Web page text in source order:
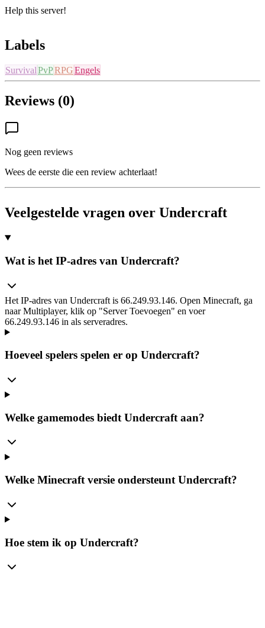
Help this server!
Labels
SurvivalPvPRPGEngels
Reviews (0)
Nog geen reviews
Wees de eerste die een review achterlaat!
Veelgestelde vragen over Undercraft
Wat is het IP-adres van Undercraft?
Het IP-adres van Undercraft is 66.249.93.146. Open Minecraft, ga
naar Multiplayer, klik op "Server Toevoegen" en voer
66.249.93.146 in als serveradres.
Hoeveel spelers spelen er op Undercraft?
Welke gamemodes biedt Undercraft aan?
Welke Minecraft versie ondersteunt Undercraft?
Hoe stem ik op Undercraft?